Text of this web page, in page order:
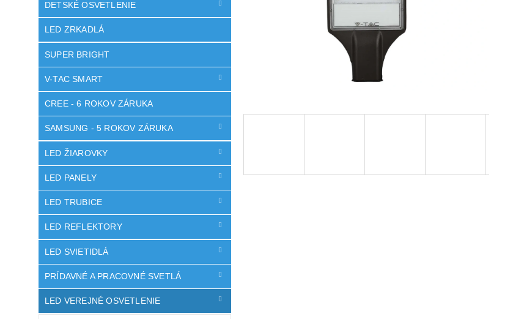
DETSKÉ OSVETLENIE
LED ZRKADLÁ
SUPER BRIGHT
V-TAC SMART
CREE - 6 ROKOV ZÁRUKA
SAMSUNG - 5 ROKOV ZÁRUKA
LED ŽIAROVKY
LED PANELY
LED TRUBICE
LED REFLEKTORY
LED SVIETIDLÁ
PRÍDAVNÉ A PRACOVNÉ SVETLÁ
LED VEREJNÉ OSVETLENIE